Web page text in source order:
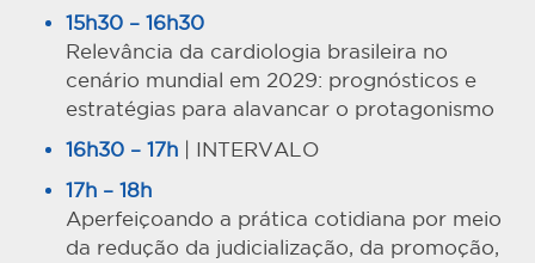
15h30 – 16h30
Relevância da cardiologia brasileira no
cenário mundial em 2029: prognósticos e
estratégias para alavancar o protagonismo
16h30 – 17h
| INTERVALO
17h – 18h
Aperfeiçoando a prática cotidiana por meio
da redução da judicialização, da promoção,